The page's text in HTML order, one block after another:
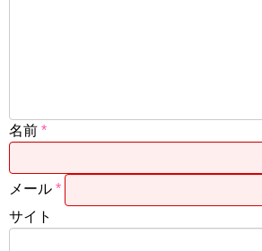
名前 *
メール *
サイト